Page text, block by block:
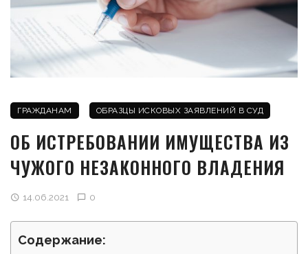
ГРАЖДАНАМ ОБРАЗЦЫ ИСКОВЫХ ЗАЯВЛЕНИЙ В СУД
ОБ ИСТРЕБОВАНИИ ИМУЩЕСТВА ИЗ
ЧУЖОГО НЕЗАКОННОГО ВЛАДЕНИЯ
14.06.2021 0
Содержание: